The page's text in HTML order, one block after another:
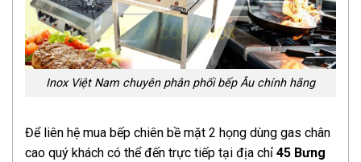
Inox Việt Nam chuyên phân phối bếp Âu chính hãng
Để liên hệ mua bếp chiên bề mặt 2 họng dùng gas chân
cao quý khách có thể đến trực tiếp tại địa chỉ 45 Bưng